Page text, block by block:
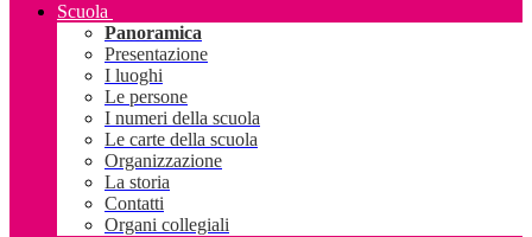
Scuola
Panoramica
Presentazione
I luoghi
Le persone
I numeri della scuola
Le carte della scuola
Organizzazione
La storia
Contatti
Organi collegiali